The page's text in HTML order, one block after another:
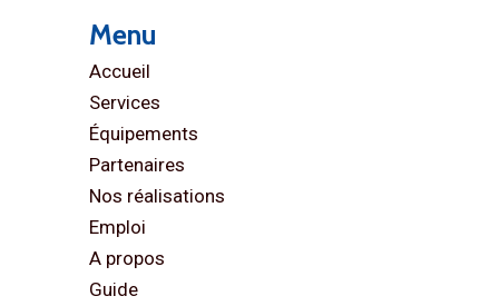
Menu
Accueil
Services
Équipements
Partenaires
Nos réalisations
Emploi
A propos
Guide